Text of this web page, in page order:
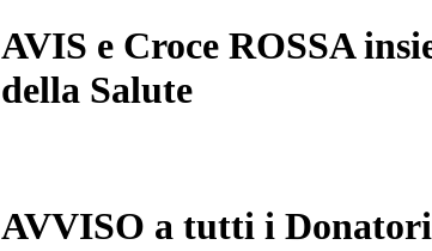
AVIS e Croce ROSSA
della Salute
AVVISO a tutti i Donatori